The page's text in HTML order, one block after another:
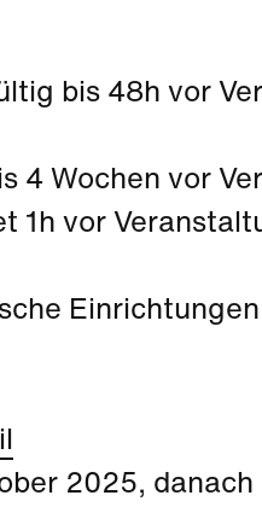
bis 48h vor
4 Wochen vor
1h vor
Einrichtungen
2025,